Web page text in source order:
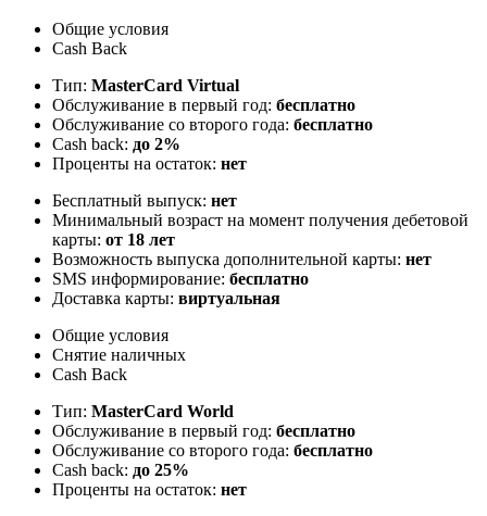
Общие условия
Cash Back
Тип: MasterСard Virtual
Обслуживание в первый год: бесплатно
Обслуживание со второго года: бесплатно
Cash back: до 2%
Проценты на остаток: нет
Бесплатный выпуск: нет
Минимальный возраст на момент получения дебетовой
карты: от 18 лет
Возможность выпуска дополнительной карты: нет
SMS информирование: бесплатно
Доставка карты: виртуальная
Общие условия
Снятие наличных
Cash Back
Тип: MasterСard World
Обслуживание в первый год: бесплатно
Обслуживание со второго года: бесплатно
Cash back: до 25%
Проценты на остаток: нет